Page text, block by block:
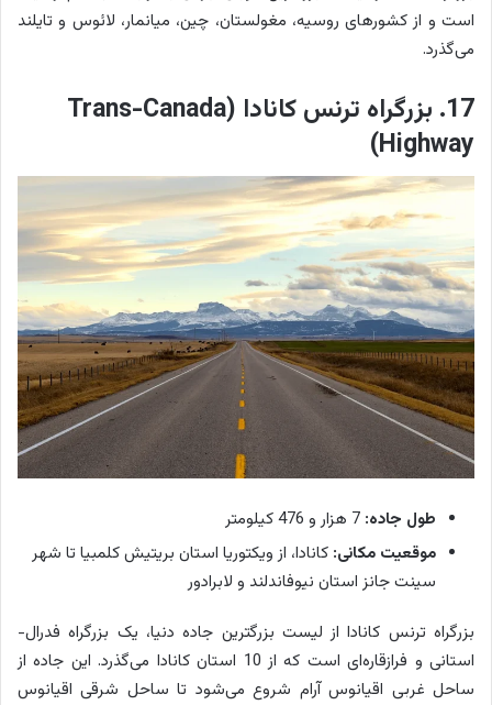
است و از کشورهای روسیه، مغولستان، چین، میانمار، لائوس و تایلند
می‌گذرد.
17. بزرگراه ترنس کانادا (Trans-Canada
Highway)
طول جاده:
موقعیت مکانی: کانادا، از ویکتوریا استان بریتیش کلمبیا تا شهر
سینت جانز استان نیوفاندلند و لابرادور
بزرگراه ترنس کانادا از لیست بزرگترین جاده دنیا، یک بزرگراه فدرال-
استانی و فرازقاره‌ای است که از 10 استان کانادا می‌گذرد. این جاده از
ساحل غربی اقیانوس آرام شروع می‌شود تا ساحل شرقی اقیانوس